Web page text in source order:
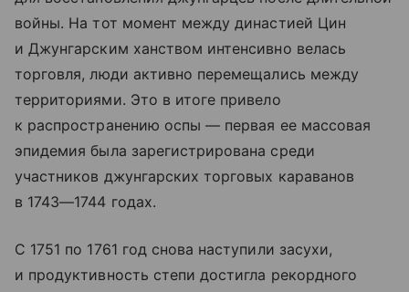
войны. На тот момент между династией Цин
и Джунгарским ханством интенсивно велась
торговля, люди активно перемещались между
территориями. Это в итоге привело
к распространению оспы — первая ее массовая
эпидемия была зарегистрирована среди
участников джунгарских торговых караванов
в 1743—1744 годах.
С 1751 по 1761 год снова наступили засухи,
и продуктивность степи достигла рекордного